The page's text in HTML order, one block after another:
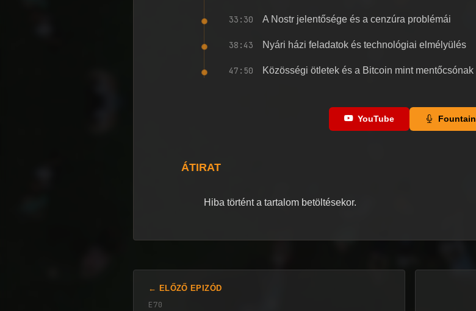
33:30 A Nostr jelentősége és a cenzúra problémái
38:43 Nyári házi feladatok és technológiai elmélyülés
47:50 Közösségi ötletek és a Bitcoin mint mentőcsónak
YouTube Fountain
ÁTIRAT
Hiba történt a tartalom betöltésekor.
← ELŐZŐ EPIZÓD
E70